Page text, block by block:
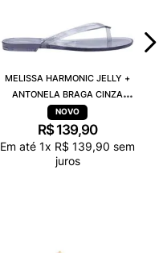
MELISSA HARMONIC JELLY +
ANTONELA BRAGA CINZA
TRANSPARENTE 38263
R$ 139,90
Em até 1x R$ 139,90 sem
juros